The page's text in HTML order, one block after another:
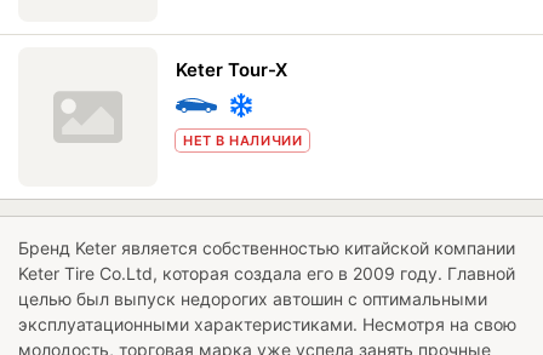
Keter Tour-X
НЕТ В НАЛИЧИИ
Бренд Keter является собственностью китайской компании
Keter Tire Co.Ltd, которая создала его в 2009 году. Главной
целью был выпуск недорогих автошин с оптимальными
эксплуатационными характеристиками. Несмотря на свою
молодость, торговая марка уже успела занять прочные